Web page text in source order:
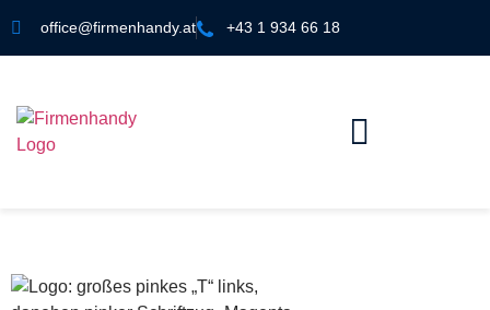
office@firmenhandy.at +43 1 934 66 18